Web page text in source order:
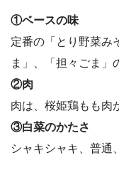
①ベースの味
定番の「とり野菜み
ま」、「担々ごま」
②肉
肉は、桜姫鶏もも肉
③白菜のかたさ
シャキシャキ、普通